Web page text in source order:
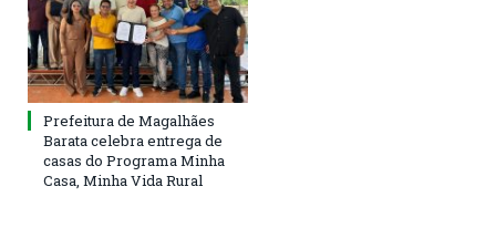
Prefeitura de Magalhães
Barata celebra entrega de
casas do Programa Minha
Casa, Minha Vida Rural